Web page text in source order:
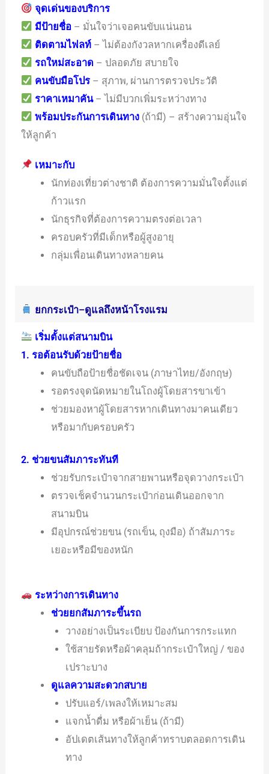
จุดเด่นของบริการ
มีป้ายชื่อ – มั่นใจว่าเจอคนขับแน่นอน
ติดตามไฟลท์– ไม่ต้องกังวลหากเครื่องดีเลย์
รถใหม่สะอาด – ปลอดภัย สบายใจ
คนขับมือโปร– สุภาพ, ผ่านการตรวจประวัติ
ราคาเหมาคัน – ไม่มีบวกเพิ่มระหว่างทาง
พร้อมประกันการเดินทาง(ถ้ามี) – สร้างความอุ่นใจ
ให้ลูกค้า
เหมาะกับ
นักท่องเที่ยวต่างชาติ ต้องการความมั่นใจตั้งแต่
ก้าวแรก
นักธุรกิจที่ต้องการความตรงต่อเวลา
ครอบครัวที่มีเด็กหรือผู้สูงอายุ
กลุ่มเพื่อนเดินทางหลายคน
ยกกระเป๋า–ดูแลถึงหน้าโรงแรม
เริ่มตั้งแต่สนามบิน
1. รอต้อนรับด้วยป้ายชื่อ
คนขับถือป้ายชื่อชัดเจน (ภาษาไทย/อังกฤษ)
รอตรงจุดนัดหมายในโถงผู้โดยสารขาเข้า
ช่วยมองหาผู้โดยสารหากเดินทางมาคนเดียว
หรือมากับครอบครัว
2. ช่วยขนสัมภาระทันที
ช่วยรับกระเป๋าจากสายพานหรือจุดวางกระเป๋า
ตรวจเช็คจำนวนกระเป๋าก่อนเดินออกจาก
สนามบิน
มีอุปกรณ์ช่วยขน (รถเข็น, ถุงมือ) ถ้าสัมภาระ
เยอะหรือมีของหนัก
ระหว่างการเดินทาง
ช่วยยกสัมภาระขึ้นรถ
วางอย่างเป็นระเบียบ ป้องกันการกระแทก
ใช้สายรัดหรือผ้าคลุมถ้ากระเป๋าใหญ่ / ของ
เปราะบาง
ดูแลความสะดวกสบาย
ปรับแอร์/เพลงให้เหมาะสม
แจกน้ำดื่ม หรือผ้าเย็น (ถ้ามี)
อัปเดตเส้นทางให้ลูกค้าทราบตลอดการเดิน
ทาง